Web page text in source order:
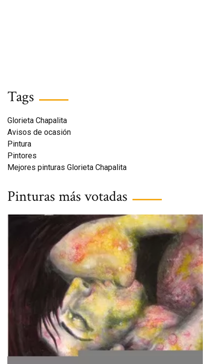
Tags
Glorieta Chapalita
Avisos de ocasión
Pintura
Pintores
Mejores pinturas Glorieta Chapalita
Pinturas más votadas